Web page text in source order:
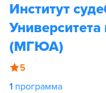
Институт
(МГЮА)
5
1 программа